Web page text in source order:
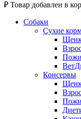
₽ Товар добавлен в
Собаки
Сухие
Консервы